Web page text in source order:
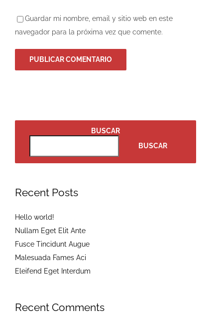
Guardar mi nombre, email y sitio web en este
navegador para la próxima vez que comente.
BUSCAR
BUSCAR
Recent Posts
Hello world!
Nullam Eget Elit Ante
Fusce Tincidunt Augue
Malesuada Fames Aci
Eleifend Eget Interdum
Recent Comments